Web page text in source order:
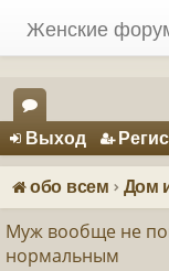
Женские
Регистрация
ор
ум
Выход Регис
обо всем Дом
Муж вообще не
нормальным